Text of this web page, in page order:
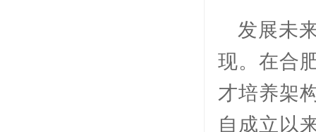
发展未
现。在合
才培养架
自成立以